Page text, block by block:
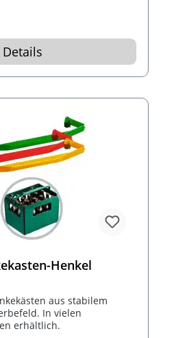
Details
Henkel
aus stabilem
In vielen
erhältlich.